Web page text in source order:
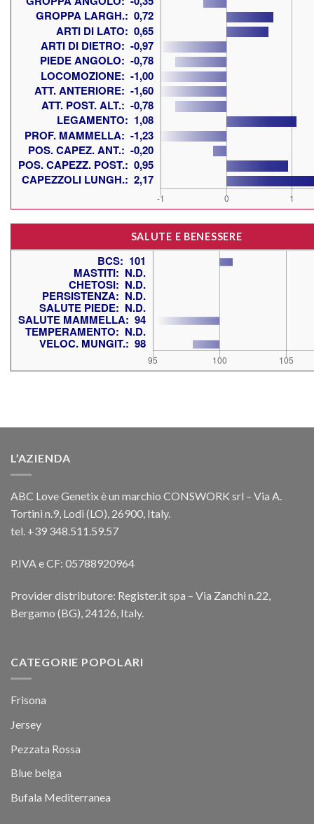
SALUTE E BENESSERE
L’AZIENDA
ABC Love Genetix è un marchio CONSWORK srl – Via A.
Tortini n.9, Lodi (LO), 26900, Italy.
tel. +39 348.511.59.57
P.IVA e CF: 05788920964
Provider distributore: Register.it spa – Via Zanchi n.22,
Bergamo (BG), 24126, Italy.
CATEGORIE POPOLARI
Frisona
Jersey
Pezzata Rossa
Blue belga
Bufala Mediterranea